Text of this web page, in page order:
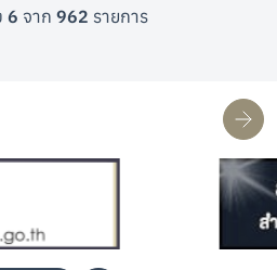
6 จาก 962 รายการ